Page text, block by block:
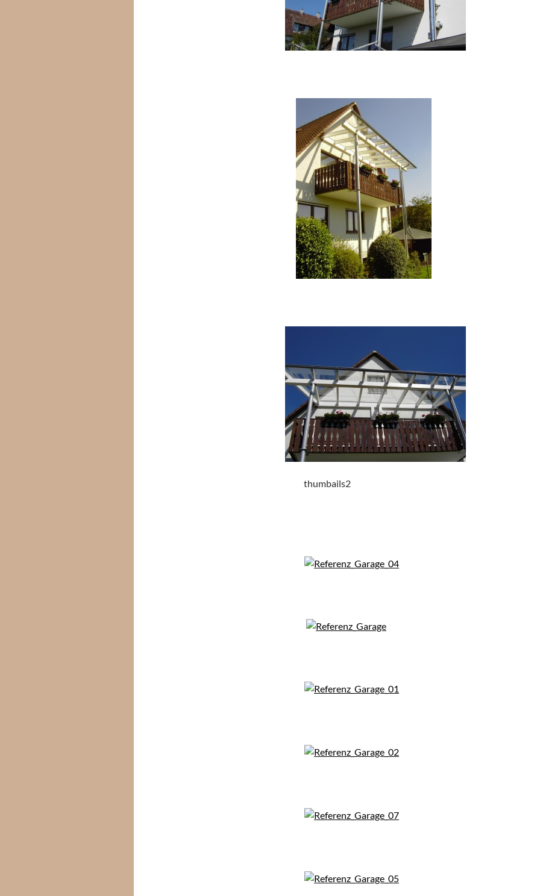
thumbails2